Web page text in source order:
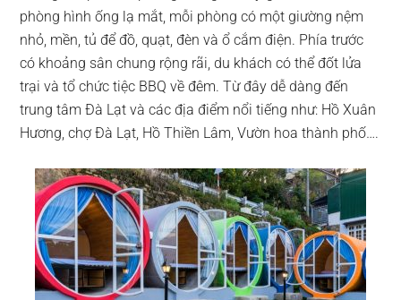
phòng hình ống lạ mắt, mỗi phòng có một giường nệm
nhỏ, mền, tủ để đồ, quạt, đèn và ổ cắm điện. Phía trước
có khoảng sân chung rộng rãi, du khách có thể đốt lửa
trại và tổ chức tiệc BBQ về đêm. Từ đây dễ dàng đến
trung tâm Đà Lạt và các địa điểm nổi tiếng như: Hồ Xuân
Hương, chợ Đà Lạt, Hồ Thiền Lâm, Vườn hoa thành phố….